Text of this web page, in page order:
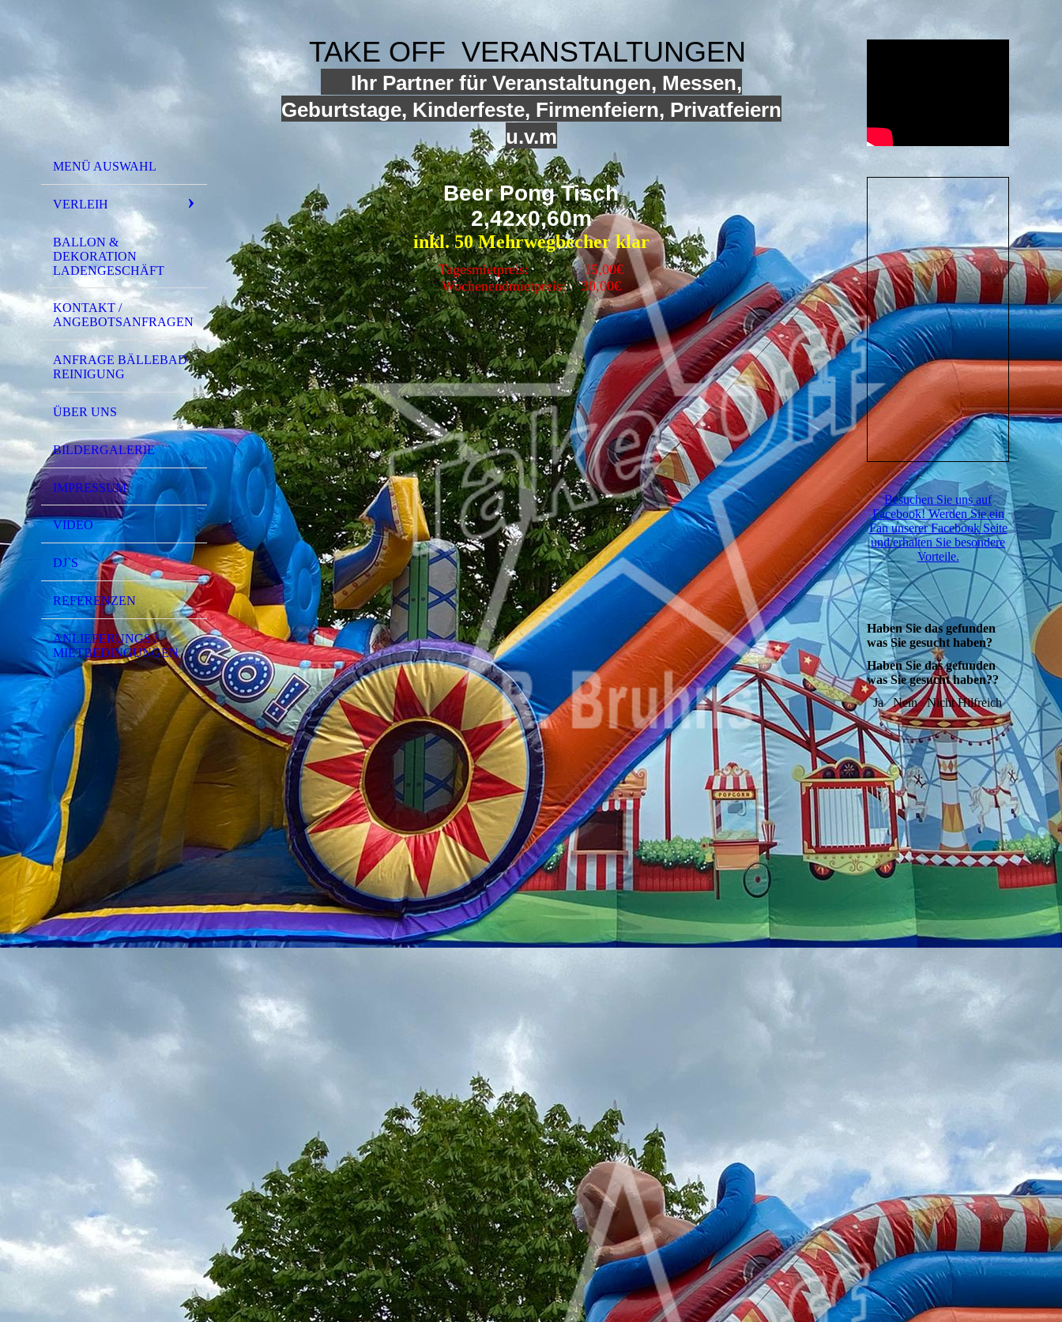
MENÜ AUSWAHL
VERLEIH
BALLON &
DEKORATION
LADENGESCHÄFT
KONTAKT /
ANGEBOTSANFRAGEN
ANFRAGE BÄLLEBAD
REINIGUNG
ÜBER UNS
BILDERGALERIE
IMPRESSUM
VIDEO
DJ`S
REFERENZEN
ANLIEFERUNGS /
MIETBEDINGUNGEN
TAKE OFF VERANSTALTUNGEN
Ihr Partner für Veranstaltungen, Messen,
Geburtstage, Kinderfeste, Firmenfeiern, Privatfeiern
u.v.m
Beer Pong Tisch
2,42x0,60m
inkl. 50 Mehrwegbecher klar
Tagesmietpreis: 15,00€
Wochenendmietpreis:30,00€
Besuchen Sie uns auf
Facebook! Werden Sie ein
Fan unserer Facebook Seite
und erhalten Sie besondere
Vorteile.
Haben Sie das gefunden
was Sie gesucht haben?
Haben Sie das gefunden
was Sie gesucht haben??
Ja
Nein Nicht Hilfreich